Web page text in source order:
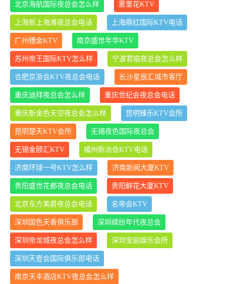
北京海航国际夜总会怎么样 雾里花KTV
上海新上海滩夜总会电话 上海鼎红国际KTV电话
广州穗金KTV 南京盛世年华KTV
苏州帝王国际KTV怎么样 宁波君临夜总会怎么样
合肥京浙会KTV夜总会电话 长沙星辰汇城市客厅
重庆迪拜夜总会怎么样 重庆世纪会夜总会电话
重庆新金色天空夜总会怎么样 昆明臻乐KTV会所
昆明楚天KTV会所 无锡夜色国际夜总会
无锡金颐汇KTV 福州新冶会KTV电话
济南环球一号KTV怎么样 济南新闻大厦KTV
贵阳盛世花都夜总会电话 贵阳鲜花大厦KTV
北京东方美爵夜总会电话 名帝会KTV
深圳国色天香俱乐部 深圳缤纷年代夜总会
深圳帝龙城夜总会怎么样 深圳宝丽娱乐会所
深圳天壹会国际俱乐部电话
南京天丰酒店KTV夜总会怎么样